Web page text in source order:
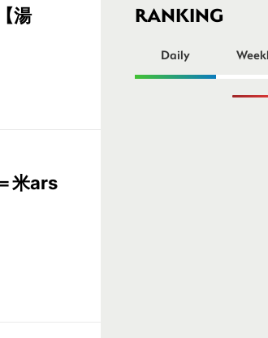
湯
米ars
バ
RANKING
Daily